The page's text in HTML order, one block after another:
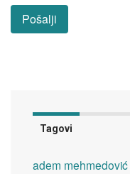
Tagovi
adem mehmedović